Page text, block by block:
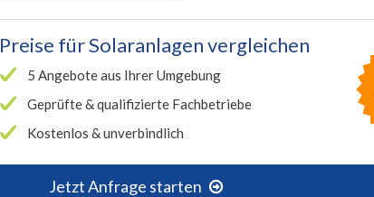
Preise fürSolaranlagen vergleichen
5 Angebote aus Ihrer Umgebung
Geprüfte & qualifizierte Fachbetriebe
Kostenlos & unverbindlich
Jetzt Anfrage starten